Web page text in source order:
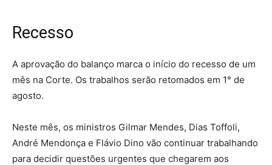
Recesso
A aprovação do balanço marca o início do recesso de um
mês na Corte. Os trabalhos serão retomados em 1° de
agosto.
Neste mês, os ministros Gilmar Mendes, Dias Toffoli,
André Mendonça e Flávio Dino vão continuar trabalhando
para decidir questões urgentes que chegarem aos